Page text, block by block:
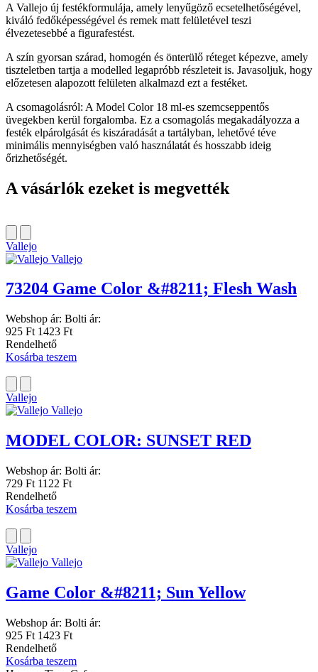
A Vallejo új festékformulája, amely lenyűgöző ecsetelhetőségével,
kiváló fedőképességével és remek matt felületével teszi
élvezetesebbé a figurafestést.
A szín gyorsan szárad, homogén és önterülő réteget képezve, amely
tiszteletben tartja a modelled legapróbb részleteit is. Javasoljuk, hogy
előzetesen alapozott felületen alkalmazd ezt a festéket.
A csomagolásról: A Model Color 18 ml-es szemcseppentős
üvegekben kerül forgalomba. Ez a csomagolás megakadályozza a
festék elpárolgását és kiszáradását a tartályban, lehetővé téve
minimális mennyiségben való használatát és hosszabb ideig
őrizhetőségét.
A vásárlók ezeket is megvették
Vallejo
Vallejo
73204 Game Color &#8211; Flesh Wash
Webshop ár: Bolti ár:
925 Ft 1423 Ft
Rendelhető
Kosárba teszem
Vallejo
Vallejo
MODEL COLOR: SUNSET RED
Webshop ár: Bolti ár:
729 Ft 1122 Ft
Rendelhető
Kosárba teszem
Vallejo
Vallejo
Game Color &#8211; Sun Yellow
Webshop ár: Bolti ár:
925 Ft 1423 Ft
Rendelhető
Kosárba teszem